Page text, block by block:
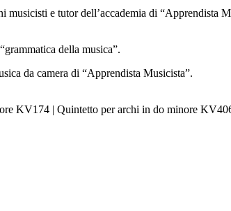
musicisti e tutor dell’accademia di
della musica”.
da camera di “Apprendista Musicista”.
KV174 | Quintetto per archi in do minore